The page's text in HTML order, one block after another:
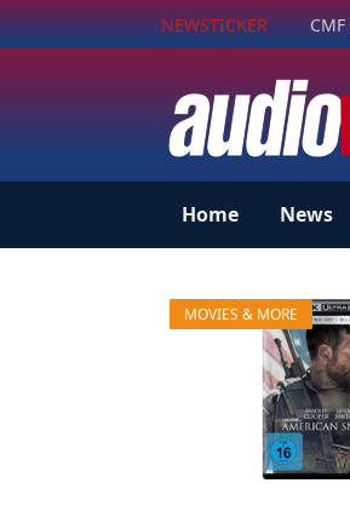
NEWSTICKER
Home News
MOVIES & MORE